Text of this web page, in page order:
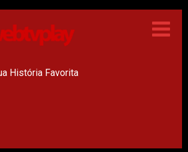
História Favorita